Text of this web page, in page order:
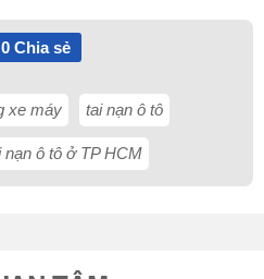
0Chia sẻ
xe máy tai nạn ô tô
nạn ô tô ở TP HCM